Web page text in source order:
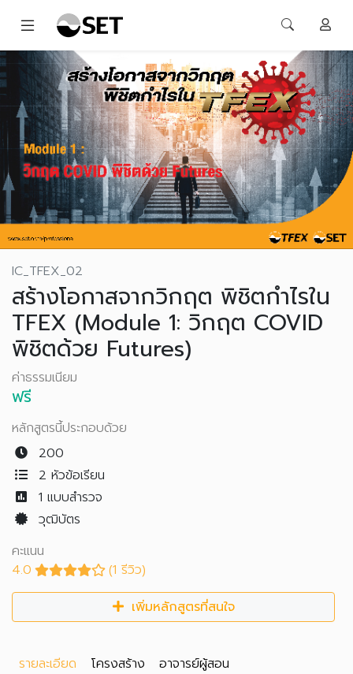
IC_TFEX_02
สร้างโอกาสจากวิกฤต พิชิตกำไรใน
TFEX (Module 1: วิกฤต COVID
พิชิตด้วย Futures)
ค่าธรรมเนียม
ฟรี
หลักสูตรนี้ประกอบด้วย
200
2 หัวข้อเรียน
1 แบบสำรวจ
วุฒิบัตร
คะแนน
4.0
(1 รีวิว)
เพิ่มหลักสูตรที่สนใจ
รายละเอียด โครงสร้าง อาจารย์ผู้สอน